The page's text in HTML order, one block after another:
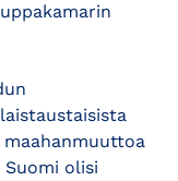
olisi